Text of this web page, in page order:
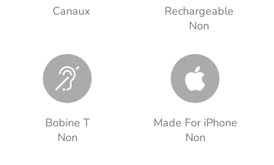
Canaux
Rechargeable
Non
Bobine T
Non
Made For iPhone
Non